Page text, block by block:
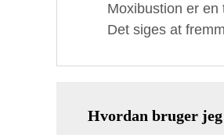
Moxibustion er
Det siges at
Hvordan bruger